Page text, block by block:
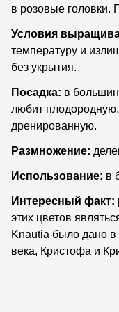
в розовые головки.
Условия
температуру и
без укрытия.
Посадка: в
любит
дренированную.
Размножение:
Использование: в
Интересный факт:
этих цветов
Knautia было дано в
века, Кристофа и